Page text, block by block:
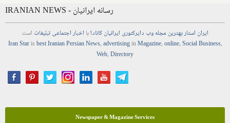
IRANIAN NEWS - رسانه ایرانیان
ایران استاربهترین مجلهوب دایرکتوری ایرانیان کانادابا اخباراجتماعیتبلیغات است
Iran Starisbest Iranian PersianNews,advertisinginMagazine,online,Social Business,
Web,Directory
Newspaper & Magazine Services